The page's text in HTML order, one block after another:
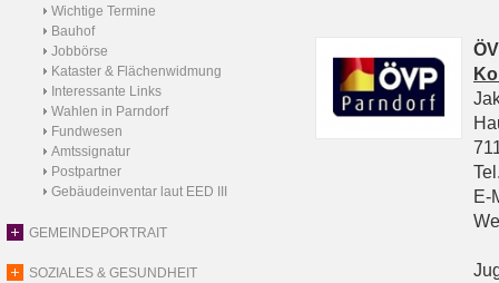
Wichtige Termine
Bauhof
Jobbörse
Kataster & Flächenwidmung
Interessante Links
Wahlen in Parndorf
Fundwesen
Amtssignatur
Postpartner
Gebäudeinventar laut EED III
GEMEINDEPORTRAIT
SOZIALES & GESUNDHEIT
E-